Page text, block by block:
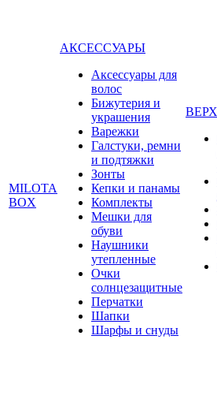
MILOTA
BOX
АКСЕССУАРЫ
Аксессуары для
волос
Бижутерия и
украшения
Варежки
Галстуки, ремни
и подтяжки
Зонты
Кепки и панамы
Комплекты
Мешки для
обуви
Наушники
утепленные
Очки
солнцезащитные
Перчатки
Шапки
Шарфы и снуды